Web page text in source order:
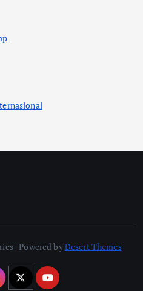
| Powered byDesert Themes